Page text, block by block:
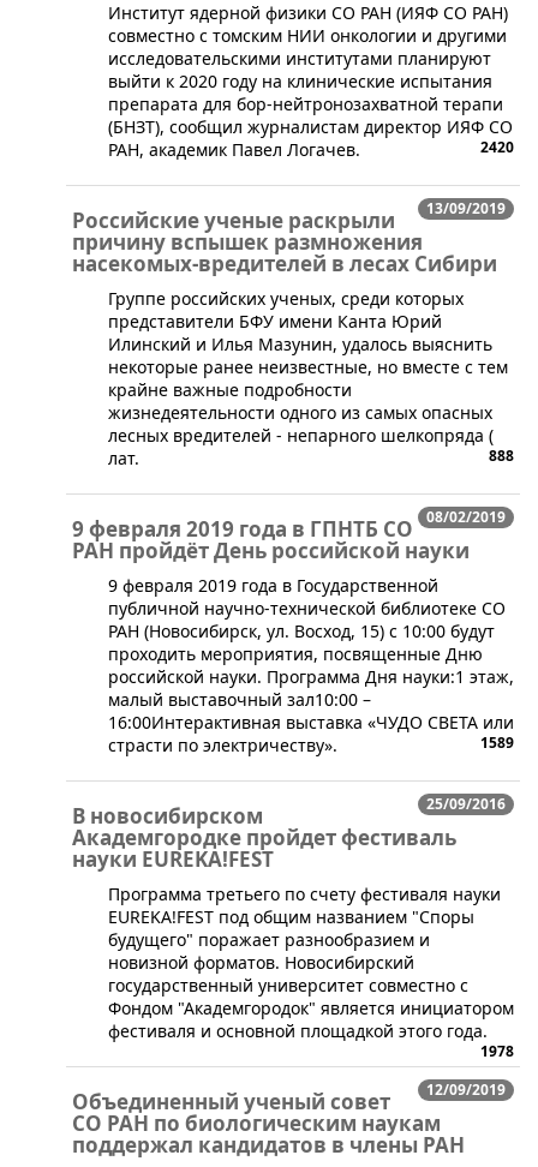
​Институт ядерной физики СО РАН (ИЯФ СО РАН)
совместно с томским НИИ онкологии и другими
исследовательскими институтами планируют
выйти к 2020 году на клинические испытания
препарата для бор-нейтронозахватной терапи
(БНЗТ), сообщил журналистам директор ИЯФ СО
РАН, академик Павел Логачев.
2420
13/09/2019
Российские ученые раскрыли
причину вспышек размножения
насекомых-вредителей в лесах Сибири
Группе российских ученых, среди которых
представители БФУ имени Канта Юрий
Илинский и Илья Мазунин, удалось выяснить
некоторые ранее неизвестные, но вместе с тем
крайне важные подробности
жизнедеятельности одного из самых опасных
лесных вредителей - непарного шелкопряда (
лат.
888
08/02/2019
9 февраля 2019 года в ГПНТБ СО
РАН пройдёт День российской науки
​9 февраля 2019 года в Государственной
публичной научно-технической библиотеке СО
РАН (Новосибирск, ул. Восход, 15) с 10:00 будут
проходить мероприятия, посвященные Дню
российской науки. Программа Дня науки:1 этаж,
малый выставочный зал10:00 –
16:00Интерактивная выставка «ЧУДО СВЕТА или
страсти по электричеству».
1589
25/09/2016
В новосибирском
Академгородке пройдет фестиваль
науки EUREKA!FEST
​Программа третьего по счету фестиваля науки
EUREKA!FEST под общим названием "Споры
будущего" поражает разнообразием и
новизной форматов. Новосибирский
государственный университет совместно с
Фондом "Академгородок" является инициатором
фестиваля и основной площадкой этого года.
1978
12/09/2019
Объединенный ученый совет
СО РАН по биологическим наукам
поддержал кандидатов в члены РАН